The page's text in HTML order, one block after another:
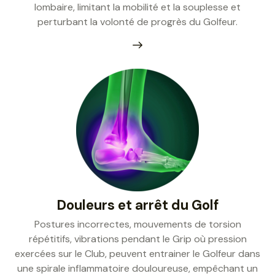
lombaire, limitant la mobilité et la souplesse et
perturbant la volonté de progrès du Golfeur.
Douleurs et arrêt du Golf
Postures incorrectes, mouvements de torsion
répétitifs, vibrations pendant le Grip où pression
exercées sur le Club, peuvent entrainer le Golfeur dans
une spirale inflammatoire douloureuse, empêchant un